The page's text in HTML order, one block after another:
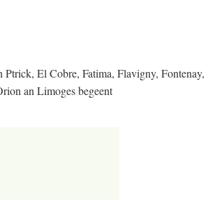
El Cobre, Fatima, Flavigny, Fontenay,
an Limoges begeent